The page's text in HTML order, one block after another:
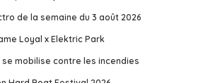
de la semaine du 3 août 2026
Loyal x Elektric Park
se mobilise contre les incendies